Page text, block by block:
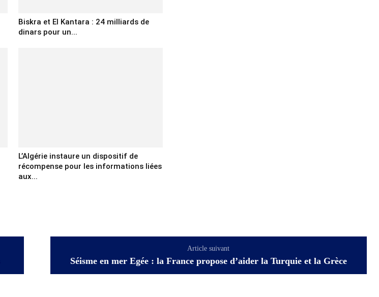
Biskra et El Kantara : 24 milliards de
dinars pour un...
L’Algérie instaure un dispositif de
récompense pour les informations liées
aux...
Article suivant
Séisme en mer Egée : la France propose d’aider la Turquie et la Grèce